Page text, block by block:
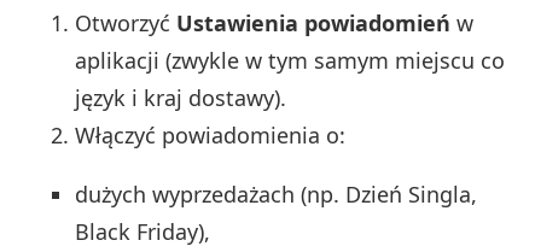
Otworzyć Ustawienia powiadomień w
aplikacji (zwykle w tym samym miejscu co
język i kraj dostawy).
Włączyć powiadomienia o:
dużych wyprzedażach (np. Dzień Singla,
Black Friday),